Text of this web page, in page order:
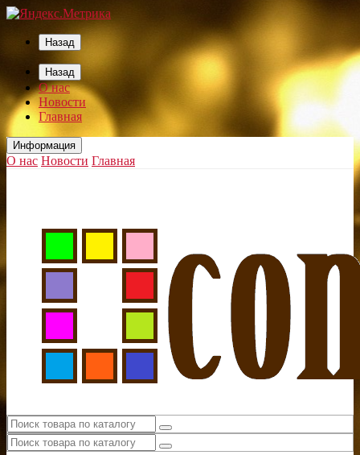
Назад
Назад
О нас
Новости
Главная
Информация
О нас Новости Главная